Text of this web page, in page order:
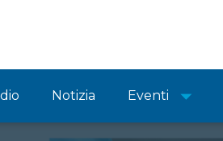
Notizia Eventi